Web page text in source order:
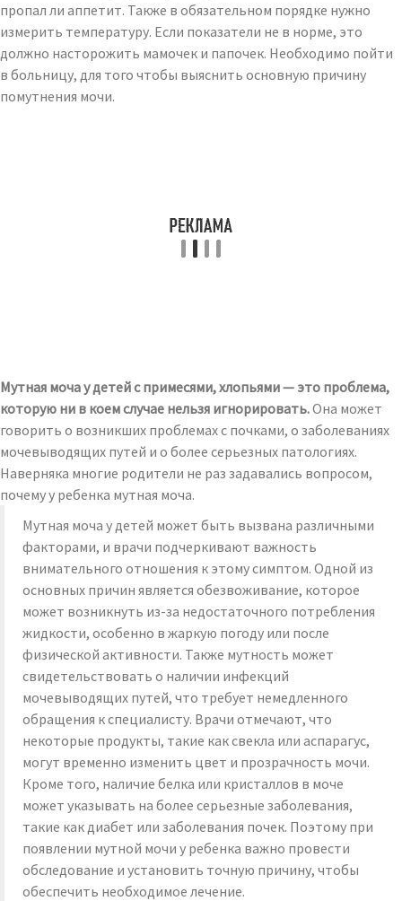
пропал ли аппетит. Также в обязательном порядке нужно
измерить температуру. Если показатели не в норме, это
должно насторожить мамочек и папочек. Необходимо пойти
в больницу, для того чтобы выяснить основную причину
помутнения мочи.
Мутная моча у детей с примесями, хлопьями — это проблема,
которую ни в коем случае нельзя игнорировать.Она может
говорить о возникших проблемах с почками, о заболеваниях
мочевыводящих путей и о более серьезных патологиях.
Наверняка многие родители не раз задавались вопросом,
почему у ребенка мутная моча.
Мутная моча у детей может быть вызвана различными
факторами, и врачи подчеркивают важность
внимательного отношения к этому симптом. Одной из
основных причин является обезвоживание, которое
может возникнуть из-за недостаточного потребления
жидкости, особенно в жаркую погоду или после
физической активности. Также мутность может
свидетельствовать о наличии инфекций
мочевыводящих путей, что требует немедленного
обращения к специалисту. Врачи отмечают, что
некоторые продукты, такие как свекла или аспарагус,
могут временно изменить цвет и прозрачность мочи.
Кроме того, наличие белка или кристаллов в моче
может указывать на более серьезные заболевания,
такие как диабет или заболевания почек. Поэтому при
появлении мутной мочи у ребенка важно провести
обследование и установить точную причину, чтобы
обеспечить необходимое лечение.